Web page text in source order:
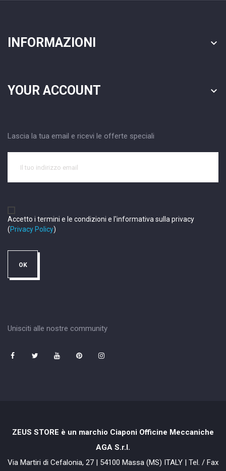
INFORMAZIONI 
YOUR ACCOUNT 
Lascia la tua email e ricevi le offerte speciali
Accetto i termini e le condizioni e l'informativa sulla privacy
(Privacy Policy)
Unisciti alle nostre community
ZEUS STORE è un marchio Ciaponi Officine Meccaniche
AGA S.r.l.
Via Martiri di Cefalonia, 27 | 54100 Massa (MS) ITALY | Tel. / Fax